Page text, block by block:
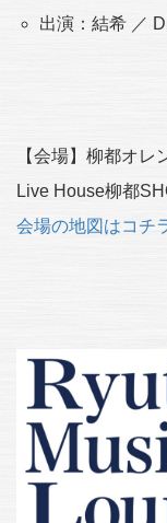
出演：結希 ／
【会場】柳都オ
Live House柳都
会場の地図はコチ